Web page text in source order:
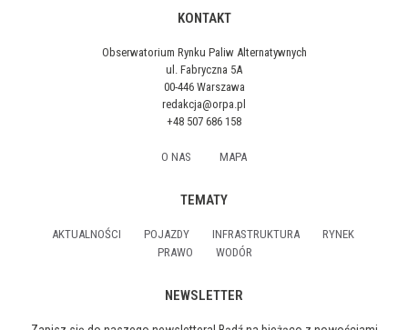
KONTAKT
Obserwatorium Rynku Paliw Alternatywnych
ul. Fabryczna 5A
00-446 Warszawa
redakcja@orpa.pl
+48 507 686 158
O NAS MAPA
TEMATY
AKTUALNOŚCI POJAZDY INFRASTRUKTURA
RYNEK
PRAWO
WODÓR
NEWSLETTER